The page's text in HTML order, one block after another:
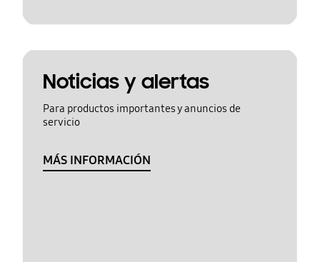
Noticias y alertas
Para productos importantes y anuncios de
servicio
MÁS INFORMACIÓN